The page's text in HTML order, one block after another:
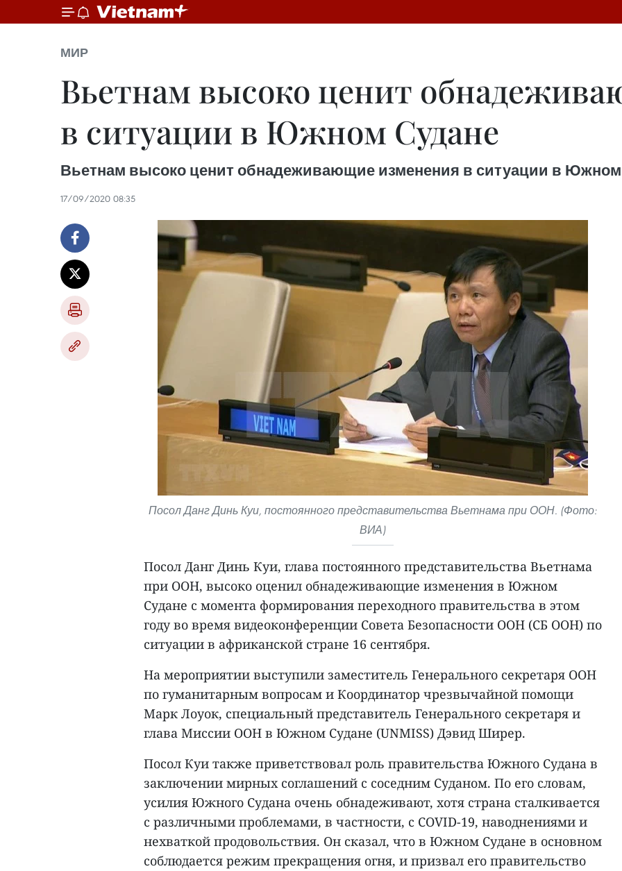
МИР
Вьетнам высоко ценит
в ситуации в Южном Судане
Вьетнам высоко ценит обнадеживающие изменения в ситуации в
17/09/2020 08:35
Посол Данг Динь Куи, постоянного представительства Вьетнама при ООН. (Фото:
ВИА)
Посол Данг Динь Куи, глава постоянного представительства Вьетнама
при ООН, высоко оценил обнадеживающие изменения в Южном
Судане с момента формирования переходного правительства в этом
году во время видеоконференции Совета Безопасности ООН (СБ ООН) по
ситуации в африканской стране 16 сентября.
На мероприятии выступили заместитель Генерального секретаря ООН
по гуманитарным вопросам и Координатор чрезвычайной помощи
Марк Лоуок, специальный представитель Генерального секретаря и
глава Миссии ООН в Южном Судане (UNMISS) Дэвид Ширер.
Посол Куи также приветствовал роль правительства Южного Судана в
заключении мирных соглашений с соседним Суданом. По его словам,
усилия Южного Судана очень обнадеживают, хотя страна сталкивается
с различными проблемами, в частности, с COVID-19, наводнениями и
нехваткой продовольствия. Он сказал, что в Южном Судане в основном
соблюдается режим прекращения огня, и призвал его правительство